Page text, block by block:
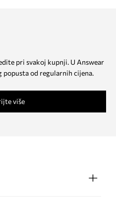
pri svakoj kupnji. U Answear
popusta od regularnih cijena.
više